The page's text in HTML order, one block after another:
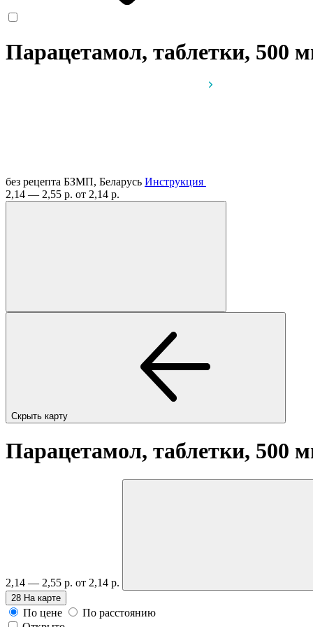
Парацетамол, таблетки, 500
без рецепта БЗМП, Беларусь Инструкция
2,14 — 2,55 р. от 2,14 р.
Скрыть карту
Парацетамол, таблетки, 500
2,14 — 2,55 р. от 2,14 р.
28 На карте
По цене
По расстоянию